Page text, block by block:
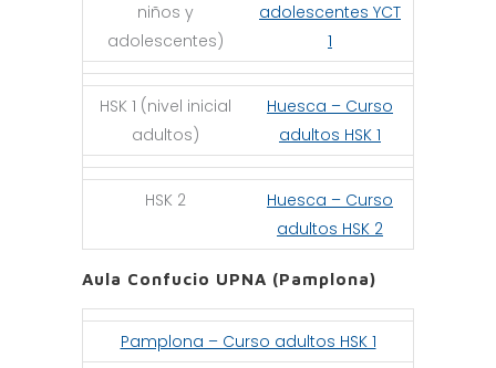
niños y
adolescentes)
adolescentes YCT
1
HSK 1 (nivel inicial
adultos)
Huesca – Curso
adultos HSK 1
HSK 2
Huesca – Curso
adultos HSK 2
Aula Confucio UPNA (Pamplona)
Pamplona – Curso adultos HSK 1